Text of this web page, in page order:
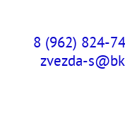
8 (962) 824-
zvezda-